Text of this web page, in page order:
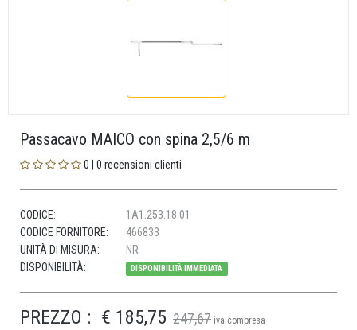
Passacavo MAICO con spina 2,5/6 m
0 | 0 recensioni clienti
CODICE:
1A1.253.18.01
CODICE FORNITORE:
466833
UNITÀ DI MISURA:
NR
DISPONIBILITÀ:
DISPONIBILITÀ IMMEDIATA
PREZZO : € 185,75 247,67 iva compresa